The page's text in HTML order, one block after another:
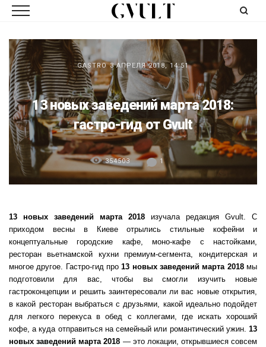
GASTRO 3 АПРЕЛЯ 2018, 14:51
13 новых заведений марта 2018:
гастро-гид от Gvult
354503 1
13 новых заведений марта 2018 изучала редакция Gvult. С
приходом весны в Киеве отрылись стильные кофейни и
концептуальные городские кафе, моно-кафе с настойками,
ресторан вьетнамской кухни премиум-сегмента, кондитерская и
многое другое. Гастро-гид про13 новых заведений марта 2018мы
подготовили для вас, чтобы вы смогли изучить новые
гастроконцепции и решить заинтересовали ли вас новые открытия,
в какой ресторан выбраться с друзьями, какой идеально подойдет
для легкого перекуса в обед с коллегами, где искать хороший
кофе, а куда отправиться на семейный или романтический ужин. 13
новых заведений марта 2018 — это локации, открывшиеся совсем